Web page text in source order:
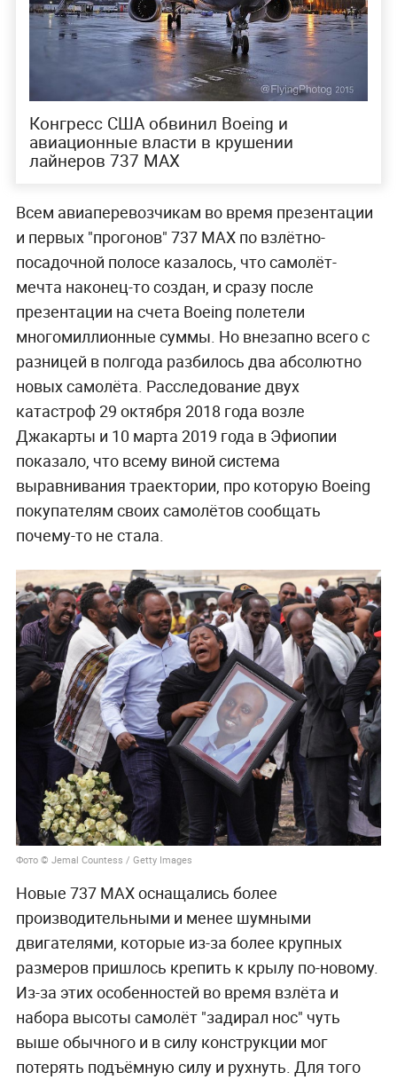
Конгресс США обвинил Boeing и
авиационные власти в крушении
лайнеров 737 MAX
Всем авиаперевозчикам во время презентации
и первых "прогонов" 737 МАХ по взлётно-
посадочной полосе казалось, что самолёт-
мечта наконец-то создан, и сразу после
презентации на счета Boeing полетели
многомиллионные суммы. Но внезапно всего c
разницей в полгода разбилось два абсолютно
новых самолёта. Расследование двух
катастроф 29 октября 2018 года возле
Джакарты и 10 марта 2019 года в Эфиопии
показало, что всему виной система
выравнивания траектории, про которую Boeing
покупателям своих самолётов сообщать
почему-то не стала.
Фото © Jemal Countess / Getty Images
Новые 737 MAX оснащались более
производительными и менее шумными
двигателями, которые из-за более крупных
размеров пришлось крепить к крылу по-новому.
Из-за этих особенностей во время взлёта и
набора высоты самолёт "задирал нос" чуть
выше обычного и в силу конструкции мог
потерять подъёмную силу и рухнуть. Для того